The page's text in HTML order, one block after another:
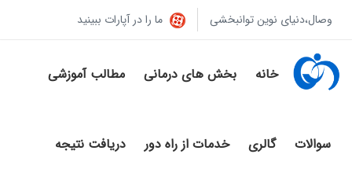
وصال،دنیای نوین توانبخشی ما را در آپارات ببینید
خانه بخش های درمانی مطالب آموزشی
سوالات گالری خدمات از راه دور دریافت نتیجه